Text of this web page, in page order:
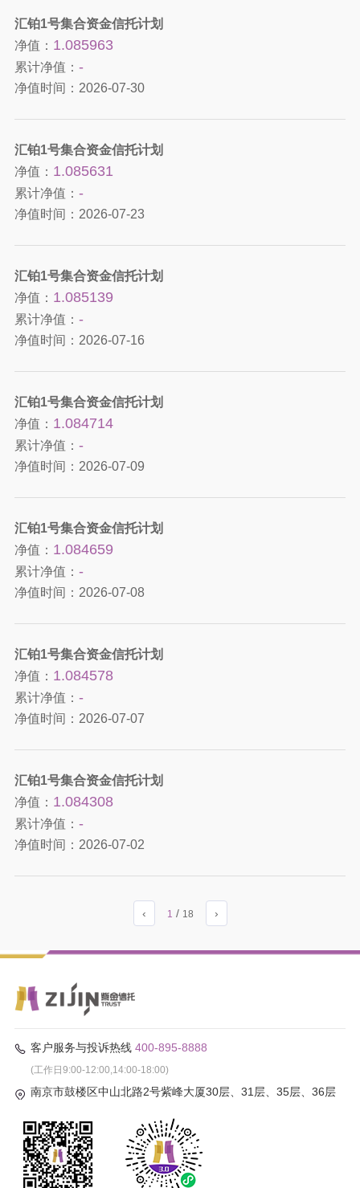
汇铂1号集合资金信托计划
净值： 1.085963
累计净值： -
净值时间： 2026-07-30
汇铂1号集合资金信托计划
净值： 1.085631
累计净值： -
净值时间： 2026-07-23
汇铂1号集合资金信托计划
净值： 1.085139
累计净值： -
净值时间： 2026-07-16
汇铂1号集合资金信托计划
净值： 1.084714
累计净值： -
净值时间： 2026-07-09
汇铂1号集合资金信托计划
净值： 1.084659
累计净值： -
净值时间： 2026-07-08
汇铂1号集合资金信托计划
净值： 1.084578
累计净值： -
净值时间： 2026-07-07
汇铂1号集合资金信托计划
净值： 1.084308
累计净值： -
净值时间： 2026-07-02
‹ 1 / 18 ›
客户服务与投诉热线 400-895-8888
(工作日9:00-12:00,14:00-18:00)
南京市鼓楼区中山北路2号紫峰大厦30层、31层、35层、36层